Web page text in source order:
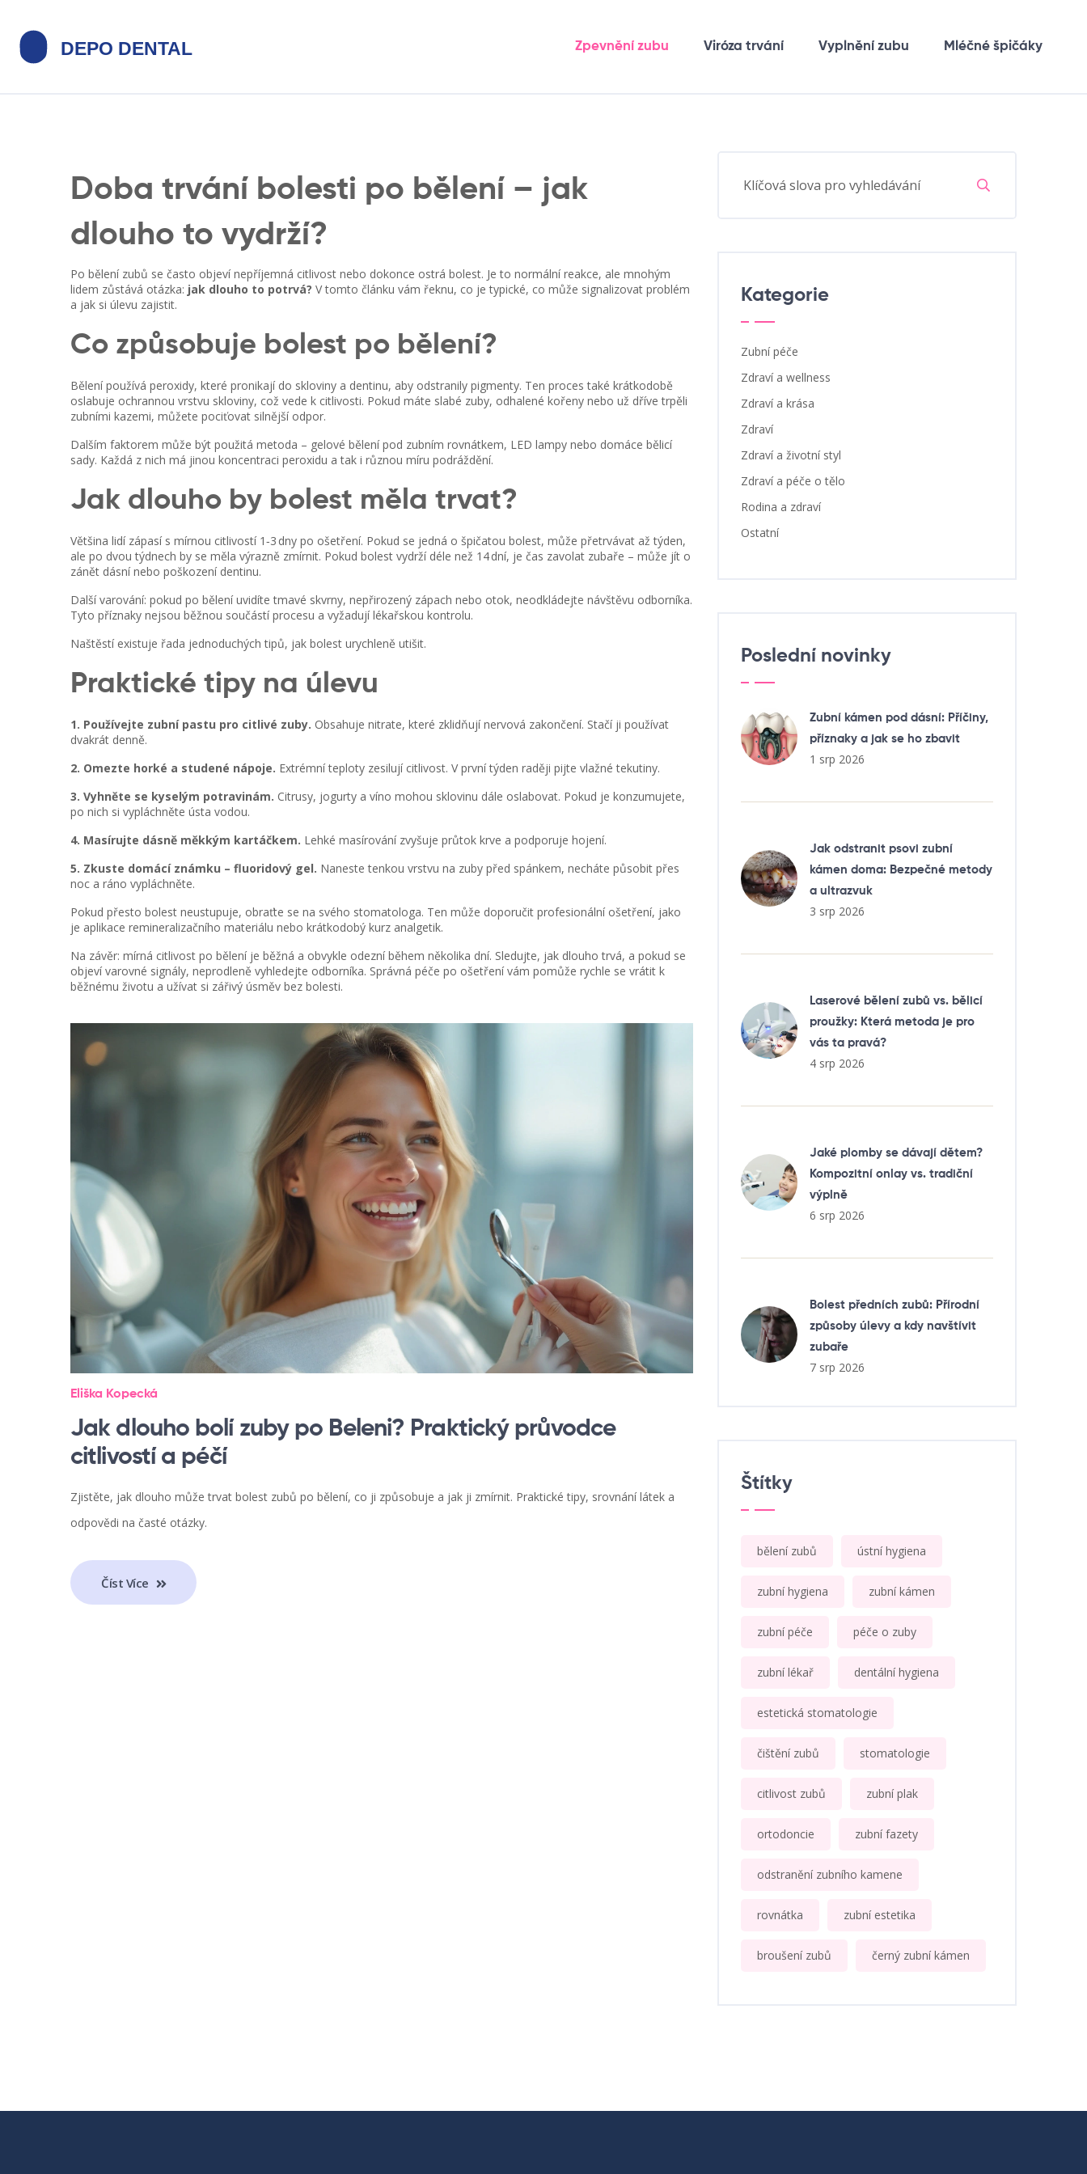
Zpevnění zubu Viróza trvání Vyplnění zubu Mléčné špičáky
Doba trvání bolesti po bělení – jak
dlouho to vydrží?
Po bělení zubů se často objeví nepříjemná citlivost nebo dokonce ostrá bolest. Je to normální reakce, ale mnohým
lidem zůstává otázka: jak dlouho to potrvá? V tomto článku vám řeknu, co je typické, co může signalizovat problém
a jak si úlevu zajistit.
Co způsobuje bolest po bělení?
Bělení používá peroxidy, které pronikají do skloviny a dentinu, aby odstranily pigmenty. Ten proces také krátkodobě
oslabuje ochrannou vrstvu skloviny, což vede k citlivosti. Pokud máte slabé zuby, odhalené kořeny nebo už dříve trpěli
zubními kazemi, můžete pociťovat silnější odpor.
Dalším faktorem může být použitá metoda – gelové bělení pod zubním rovnátkem, LED lampy nebo domáce bělicí
sady. Každá z nich má jinou koncentraci peroxidu a tak i různou míru podráždění.
Jak dlouho by bolest měla trvat?
Většina lidí zápasí s mírnou citlivostí 1‑3 dny po ošetření. Pokud se jedná o špičatou bolest, může přetrvávat až týden,
ale po dvou týdnech by se měla výrazně zmírnit. Pokud bolest vydrží déle než 14 dní, je čas zavolat zubaře – může jít o
zánět dásní nebo poškození dentinu.
Další varování: pokud po bělení uvidíte tmavé skvrny, nepřirozený zápach nebo otok, neodkládejte návštěvu odborníka.
Tyto příznaky nejsou běžnou součástí procesu a vyžadují lékařskou kontrolu.
Naštěstí existuje řada jednoduchých tipů, jak bolest urychleně utišit.
Praktické tipy na úlevu
1. Používejte zubní pastu pro citlivé zuby. Obsahuje nitrate, které zklidňují nervová zakončení. Stačí ji používat
dvakrát denně.
2. Omezte horké a studené nápoje. Extrémní teploty zesilují citlivost. V první týden raději pijte vlažné tekutiny.
3. Vyhněte se kyselým potravinám. Citrusy, jogurty a víno mohou sklovinu dále oslabovat. Pokud je konzumujete,
po nich si vypláchněte ústa vodou.
4. Masírujte dásně měkkým kartáčkem. Lehké masírování zvyšuje průtok krve a podporuje hojení.
5. Zkuste domácí známku – fluoridový gel. Naneste tenkou vrstvu na zuby před spánkem, necháte působit přes
noc a ráno vypláchněte.
Pokud přesto bolest neustupuje, obraťte se na svého stomatologa. Ten může doporučit profesionální ošetření, jako
je aplikace remineralizačního materiálu nebo krátkodobý kurz analgetik.
Na závěr: mírná citlivost po bělení je běžná a obvykle odezní během několika dní. Sledujte, jak dlouho trvá, a pokud se
objeví varovné signály, neprodleně vyhledejte odborníka. Správná péče po ošetření vám pomůže rychle se vrátit k
běžnému životu a užívat si zářivý úsměv bez bolesti.
Eliška Kopecká
Jak dlouho bolí zuby po Beleni? Praktický průvodce
citlivostí a péčí
Zjistěte, jak dlouho může trvat bolest zubů po bělení, co ji způsobuje a jak ji zmírnit. Praktické tipy, srovnání látek a
odpovědi na časté otázky.
Číst Více
Kategorie
Zubní péče
Zdraví a wellness
Zdraví a krása
Zdraví
Zdraví a životní styl
Zdraví a péče o tělo
Rodina a zdraví
Ostatní
Poslední novinky
Zubní kámen pod dásní: Příčiny,
příznaky a jak se ho zbavit
1 srp 2026
Jak odstranit psovi zubní
kámen doma: Bezpečné metody
a ultrazvuk
3 srp 2026
Laserové bělení zubů vs. bělicí
proužky: Která metoda je pro
vás ta pravá?
4 srp 2026
Jaké plomby se dávají dětem?
Kompozitní onlay vs. tradiční
výplně
6 srp 2026
Bolest předních zubů: Přírodní
způsoby úlevy a kdy navštívit
zubaře
7 srp 2026
Štítky
bělení zubů ústní hygiena
zubní hygiena zubní kámen
zubní péče péče o zuby
zubní lékař dentální hygiena
estetická stomatologie
čištění zubů stomatologie
citlivost zubů zubní plak
ortodoncie zubní fazety
odstranění zubního kamene
rovnátka zubní estetika
broušení zubů černý zubní kámen